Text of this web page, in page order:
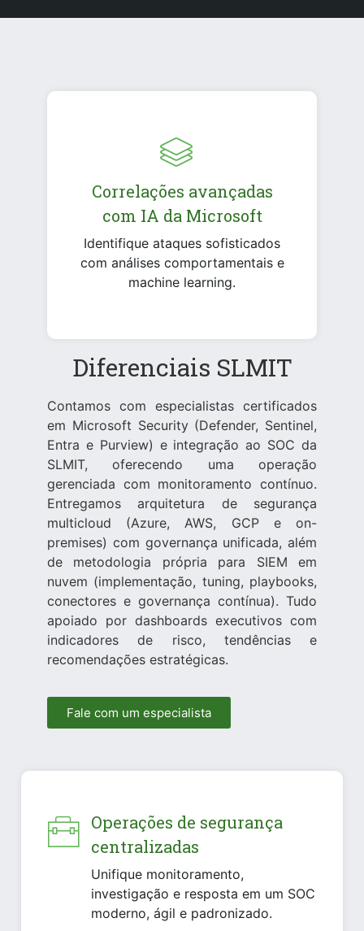
Correlações avançadas
com IA da Microsoft
Identifique ataques sofisticados
com análises comportamentais e
machine learning.
Diferenciais SLMIT
Contamos com especialistas certificados
em Microsoft Security (Defender, Sentinel,
Entra e Purview) e integração ao SOC da
SLMIT, oferecendo uma operação
gerenciada com monitoramento contínuo.
Entregamos arquitetura de segurança
multicloud (Azure, AWS, GCP e on-
premises) com governança unificada, além
de metodologia própria para SIEM em
nuvem (implementação, tuning, playbooks,
conectores e governança contínua). Tudo
apoiado por dashboards executivos com
indicadores de risco, tendências e
recomendações estratégicas.
Fale com um especialista
Operações de segurança
centralizadas
Unifique monitoramento,
investigação e resposta em um SOC
moderno, ágil e padronizado.